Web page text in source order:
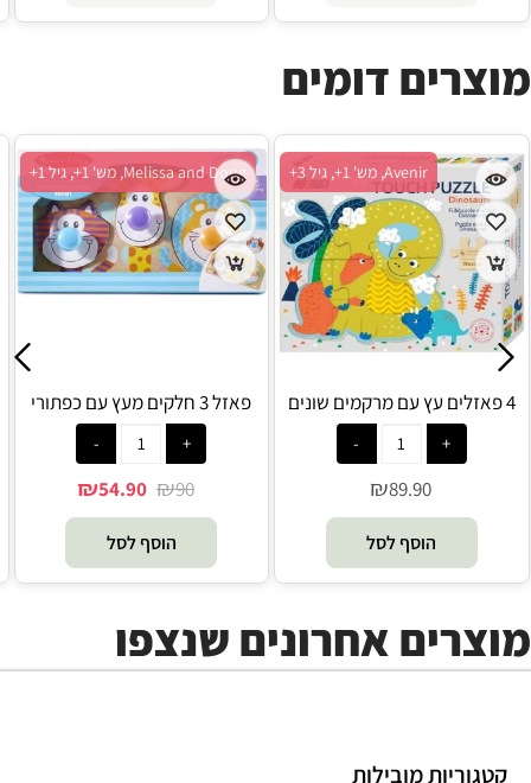
מוצרים דומים
Melissa and Doug, מש' 1+, גיל 1+
פאזל 3 חלקים מעץ עם כפתורי
אחיזה חיות הספארי - Melissa
and Doug
₪90
₪54.90
הוסף לסל
Avenir, מש' 1+, גיל 3+
4 פאזלים עץ עם מרקמים שונים
דינוזאורים - Avenir
₪89.90
הוסף לסל
מוצרים אחרונים שנצפו
קטגוריות מובילות